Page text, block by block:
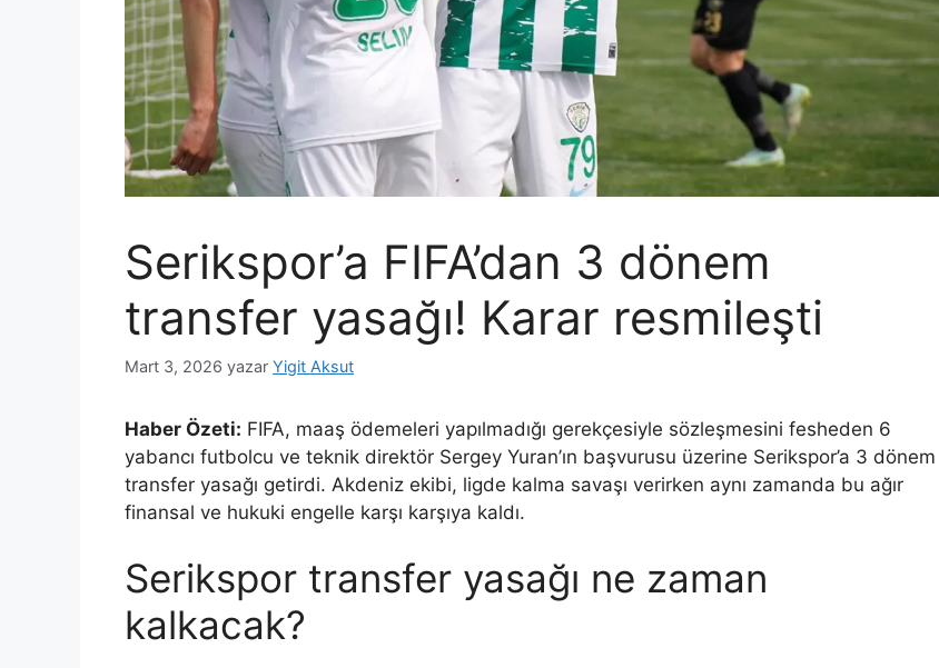
Serikspor’a FIFA’dan 3 dönem
transfer yasağı! Karar resmileşti
Mart 3, 2026 yazar Yigit Aksut
Haber Özeti: FIFA, maaş ödemeleri yapılmadığı gerekçesiyle sözleşmesini fesheden 6
yabancı futbolcu ve teknik direktör Sergey Yuran’ın başvurusu üzerine Serikspor’a 3 dönem
transfer yasağı getirdi. Akdeniz ekibi, ligde kalma savaşı verirken aynı zamanda bu ağır
finansal ve hukuki engelle karşı karşıya kaldı.
Serikspor transfer yasağı ne zaman
kalkacak?